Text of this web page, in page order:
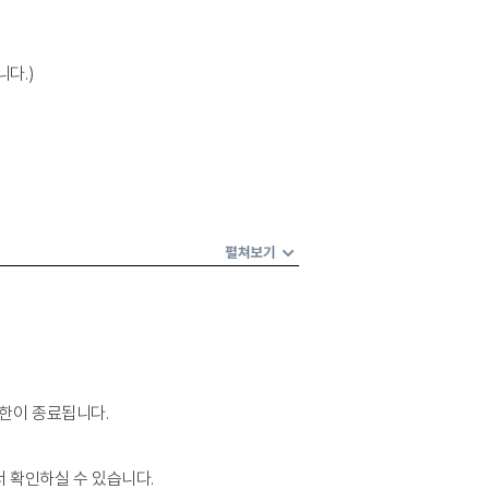
다.)
펼쳐보기
이 종료됩니다.
확인하실 수 있습니다.